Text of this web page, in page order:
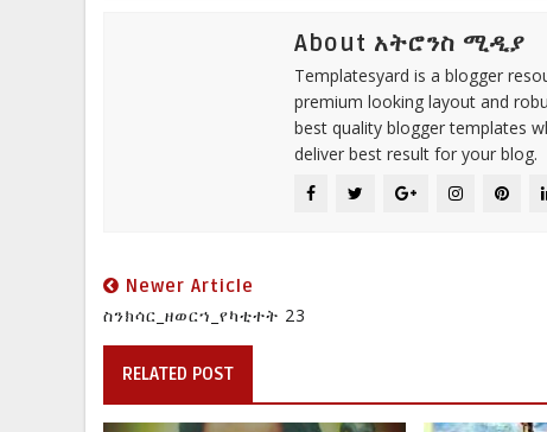
About አትሮንስ ሚዲያ
Templatesyard is a blogger
premium looking layout and
best quality blogger templates
deliver best result for your blog.
Newer Article
ስንክሳር_ዘወርኀ_የካቲተት 23
RELATED POST